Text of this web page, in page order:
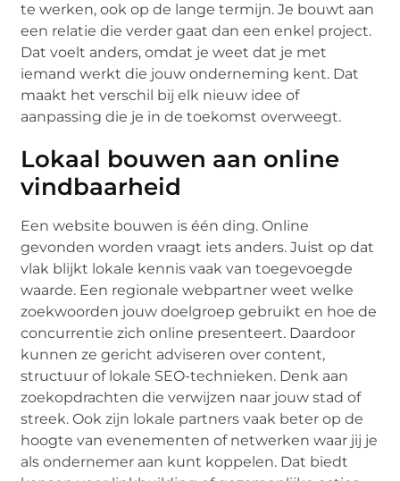
te werken, ook op de lange termijn. Je bouwt aan
een relatie die verder gaat dan een enkel project.
Dat voelt anders, omdat je weet dat je met
iemand werkt die jouw onderneming kent. Dat
maakt het verschil bij elk nieuw idee of
aanpassing die je in de toekomst overweegt.
Lokaal bouwen aan online
vindbaarheid
Een website bouwen is één ding. Online
gevonden worden vraagt iets anders. Juist op dat
vlak blijkt lokale kennis vaak van toegevoegde
waarde. Een regionale webpartner weet welke
zoekwoorden jouw doelgroep gebruikt en hoe de
concurrentie zich online presenteert. Daardoor
kunnen ze gericht adviseren over content,
structuur of lokale SEO-technieken. Denk aan
zoekopdrachten die verwijzen naar jouw stad of
streek. Ook zijn lokale partners vaak beter op de
hoogte van evenementen of netwerken waar jij je
als ondernemer aan kunt koppelen. Dat biedt